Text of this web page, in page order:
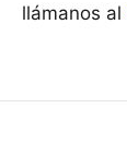
llámanos al